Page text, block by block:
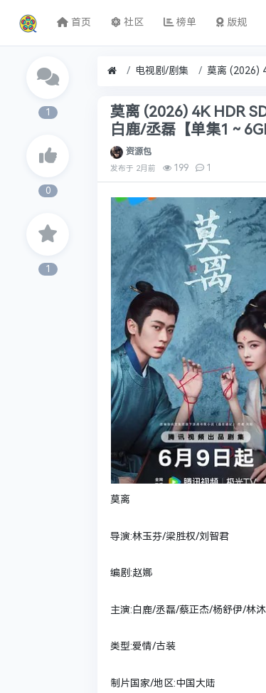
首页 社区 榜单 版规
1
0
1
电视剧/剧集
莫离‎ (2026) 4K HDR
白鹿/丞磊【单集1～
资源包
发布于 2月前 199 1
莫离
导演:林玉芬/梁胜权/刘智君
编剧:赵娜
主演:白鹿/丞磊/蔡正杰/杨舒伊/林
类型:爱情/古装
制片国家/地区:中国大陆